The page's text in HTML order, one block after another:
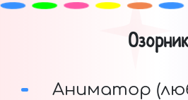
Озорник
Аниматор